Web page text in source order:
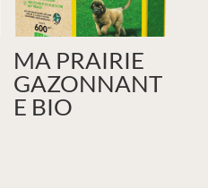
MA PRAIRIE
GAZONNANT
E BIO